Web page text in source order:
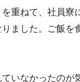
重ねて、社員
ました。ご飯
いなかったの